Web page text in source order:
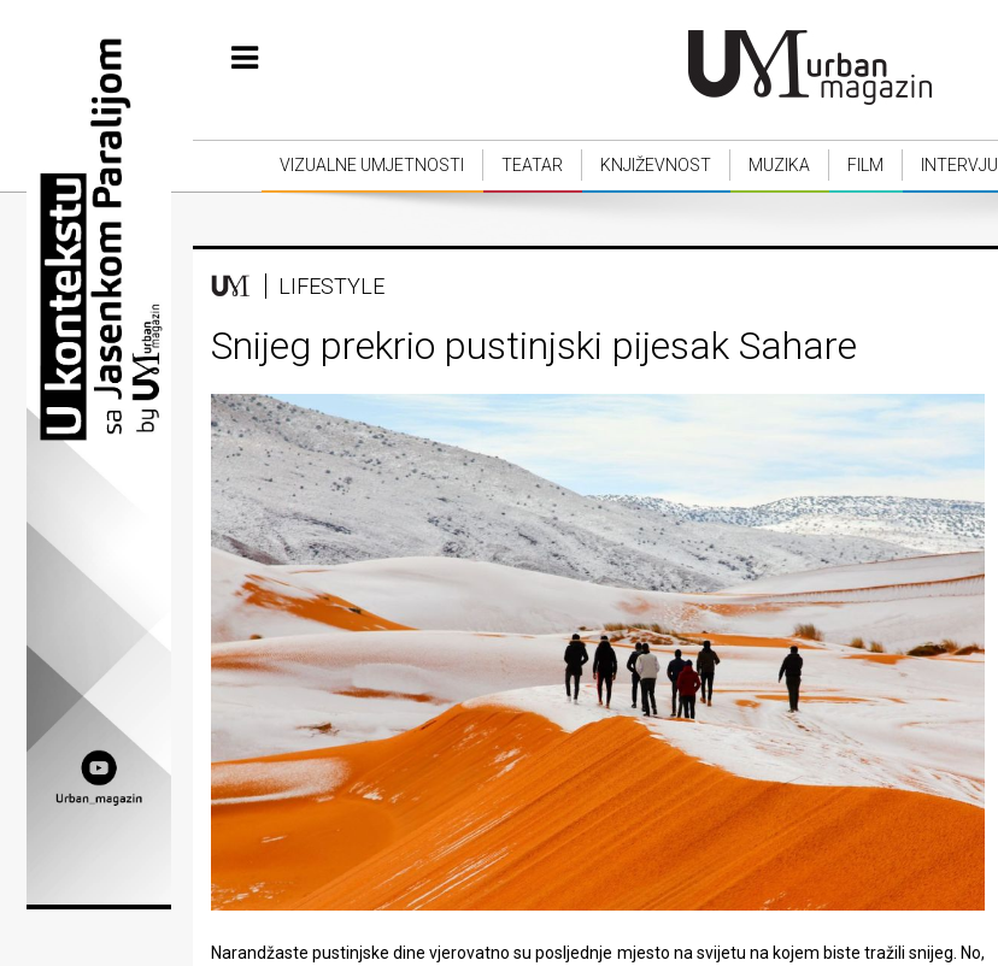
Vizualne
umjetnosti
Teatar
Književnost
Muzika
Film
Intervju
Kolumne
Lifestyle
Beauty
Zdravlje
stolom
u
VIZUALNE UMJETNOSTI TEATAR KNJIŽEVNOST MUZIKA FILM INTERVJU
LIFESTYLE
Snijeg prekrio pustinjski pijesak Sahare
Narandžaste pustinjske dine vjerovatno su posljednje mjesto na svijetu na kojem biste tražili snijeg. No,